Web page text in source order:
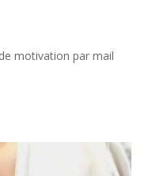
motivation par mail